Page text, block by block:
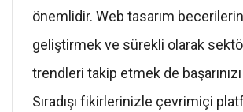
önemlidir. Web tasarım
geliştirmek ve sürekli olarak
trendleri takip etmek de başarınızı
Sıradışı fikirlerinizle çevrimiçi